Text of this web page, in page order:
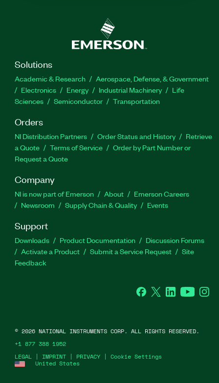
Solutions
Academic & Research
Aerospace, Defense, & Government
Electronics
Energy Industrial Machinery
Life
Sciences
Semiconductor Transportation
Orders
NI Distribution Partners Order Status and History
Retrieve
a Quote
Terms of Service
Order by Part Number or
Request a Quote
Company
NI is now part of Emerson About
Emerson Careers
Newsroom
Supply Chain & Quality Events
Support
Downloads Product Documentation
Discussion Forums
Activate a Product
Submit a Service Request
Site
Feedback
Facebook
Twitter LinkedInYouTube
United States
LEGAL | IMPRINT | PRIVACY | Cookie Settings
© 2026 NATIONAL INSTRUMENTS CORP. ALL RIGHTS RESERVED.
+1 877 388 1952